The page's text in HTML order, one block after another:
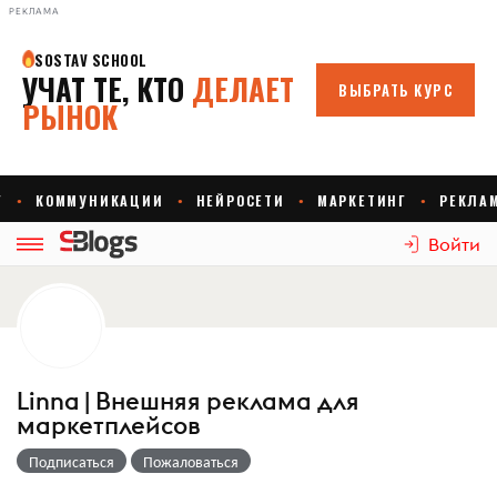
РЕКЛАМА
Войти
Linna | Внешняя реклама для
маркетплейсов
Подписаться Пожаловаться